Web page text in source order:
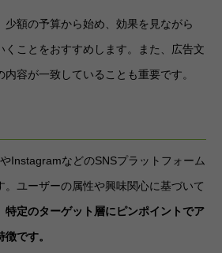
少額の予算から始め、効果を見ながら
くことをおすすめします。また、広告文
容が一致していることも重要です。
InstagramなどのSNSプラットフォーム
。ユーザーの属性や興味関心に基づいて
特定のターゲット層にピンポイントでア
です。